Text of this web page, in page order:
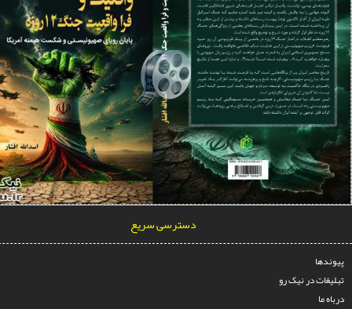
سوم؛ جنگ اراده‌ها و نبرد برای تغییر موازنه قدرت
خوان جهانی برای مطالبه اجرای عدالت
جان مرشایمر: حق با تندروهای ایران است+فیلم
راهکارهای گذار از «تکنولوژی‌زدگی» به «حکمرانی هوشمند»
دسترسی سریع
در نیک رو